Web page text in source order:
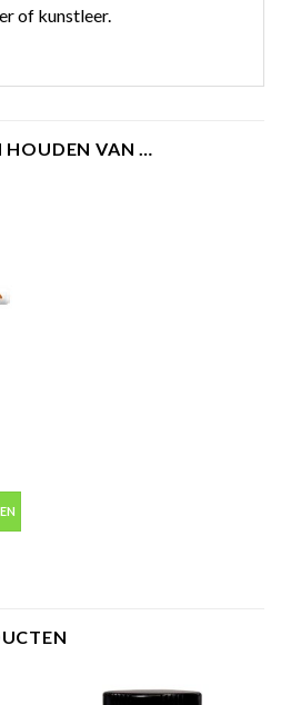
of kunstleer.
HOUDEN VAN …
Molotow aantal